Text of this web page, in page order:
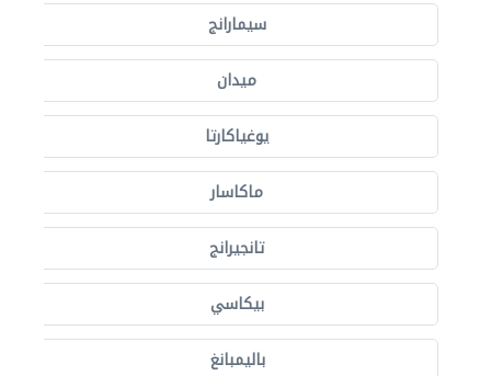
سيمارانج
ميدان
يوغياكارتا
ماكاسار
تانجيرانج
بيكاسي
باليمبانغ